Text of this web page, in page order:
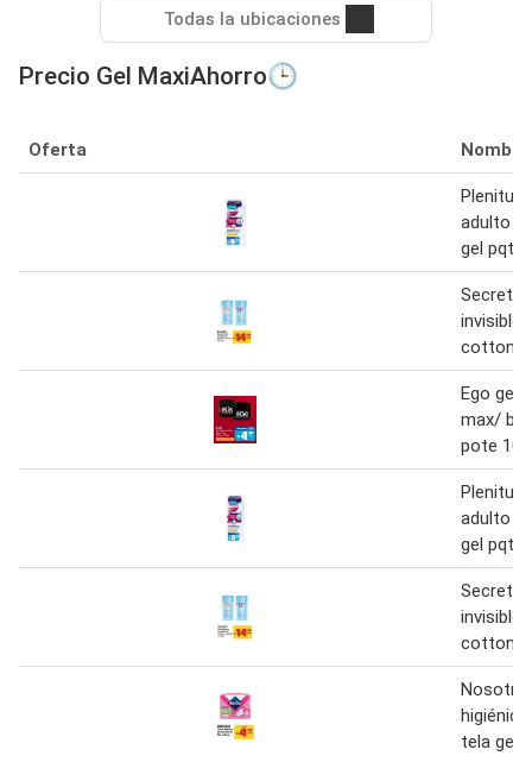
Todas la ubicaciones
Precio Gel MaxiAhorro🕒
Oferta Nombre
Plenitud
adulto
gel pqte.
Secret
invisible
cotton/
Ego gel
max/
pote
Plenitud
adulto
gel pqte.
Secret
invisible
cotton/
tela gel